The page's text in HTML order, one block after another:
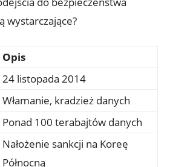
wystarczające?
Opis
24 listopada 2014
Włamanie, kradzież danych
Ponad⁣ 100 ​terabajtów danych
Nałożenie sankcji na Koreę
Północną